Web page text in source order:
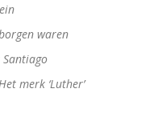
waren
merk ‘Luther’